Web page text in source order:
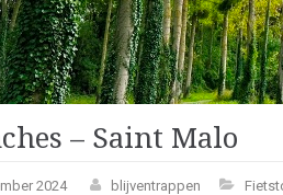
– Saint Malo
2024 blijventrappen